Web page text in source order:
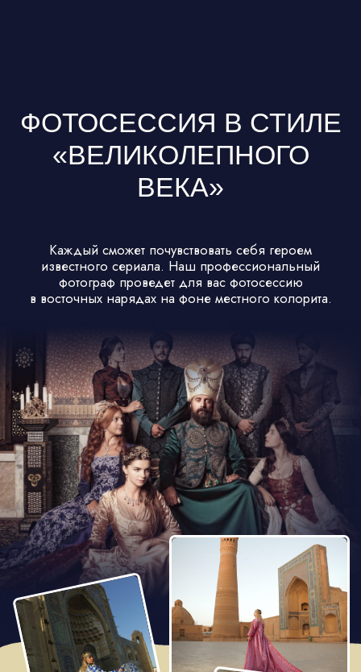
НЕ НУЖНО НИЧЕГО
ПЛАНИРОВАТЬ — МЫ
УЖЕ ВСЕ ПРОДУМАЛИ
Прилет в Самарканд, древнюю столицу государства
Тимуридов, заселение в отель и отдых.
Вечерняя прогулка по Самарканду, вместе с вами
посетим площадь Регистан, где вечером зажигаются
сотни огней и происходит настоящее световое шоу!
Ужин в колоритном ресторане национальной кухни.
1 ДЕНЬ г. Самарканд
Кликните, чтобы смотреть во весь экран